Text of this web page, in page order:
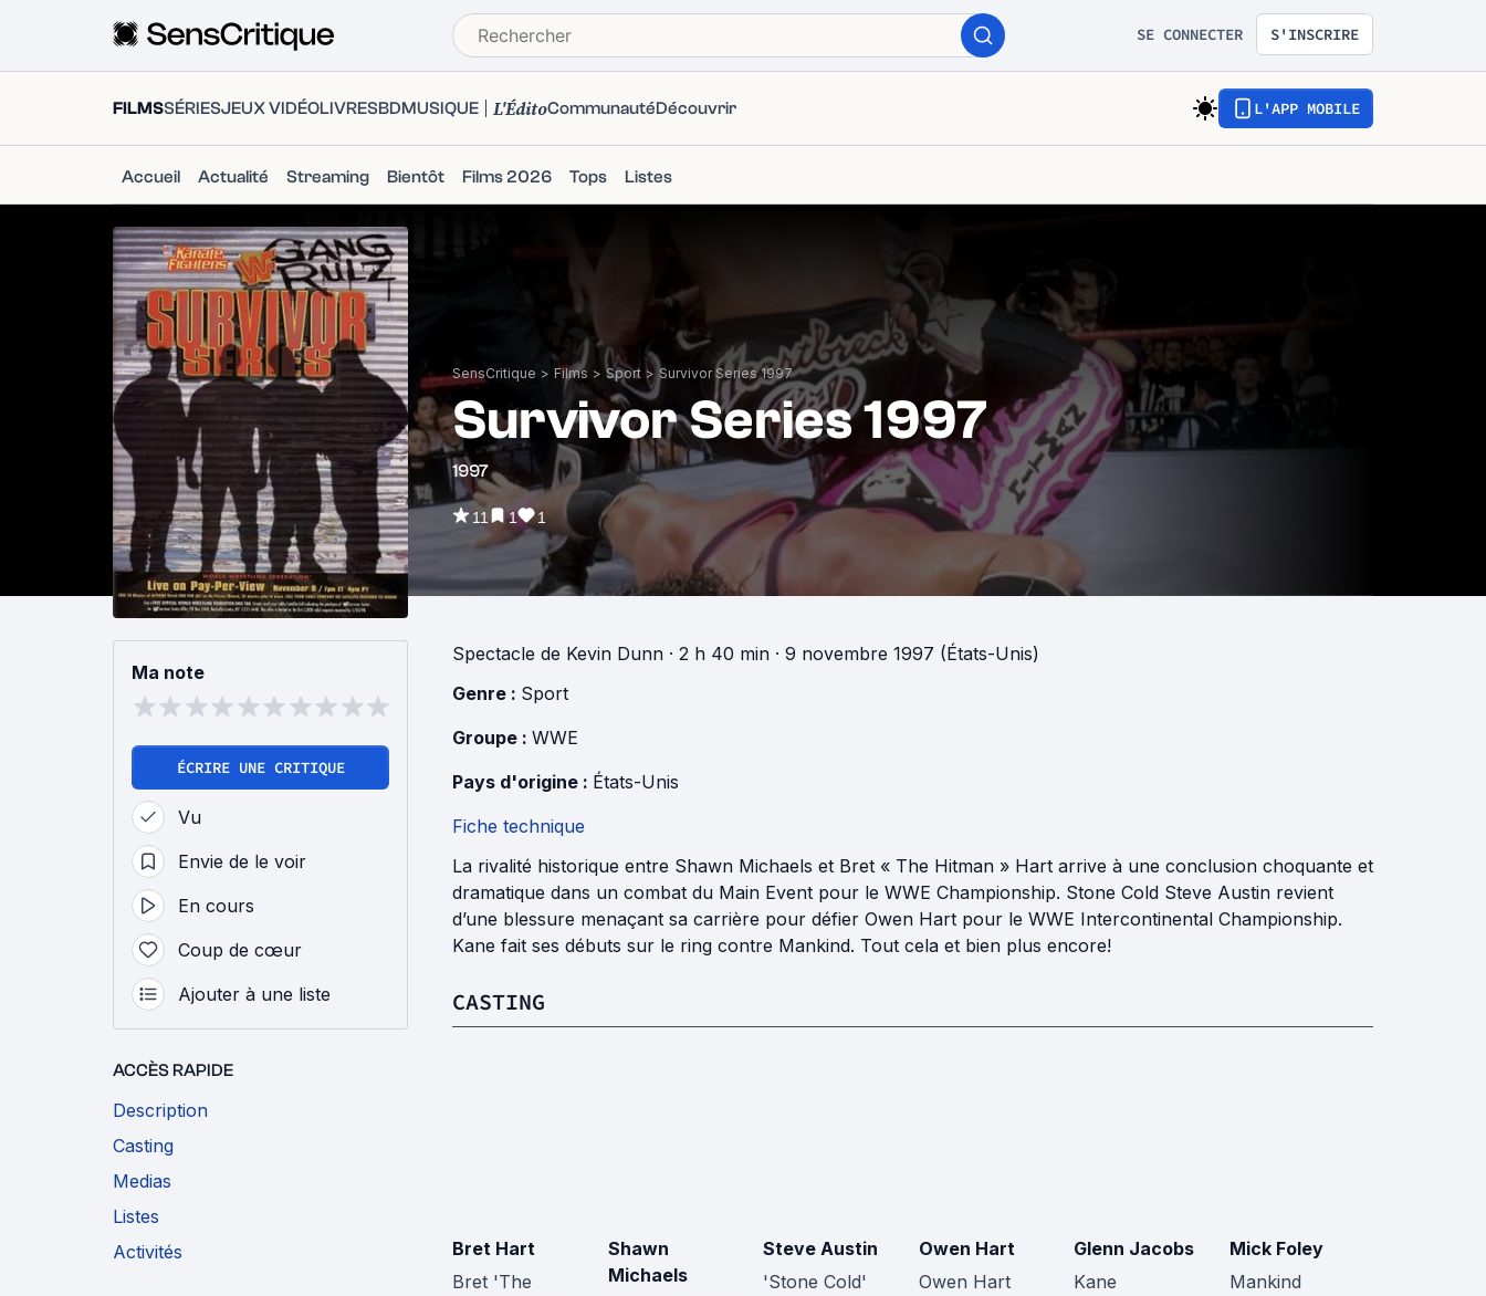
SE CONNECTER S'INSCRIRE
FILMSSÉRIESJEUX VIDÉOLIVRESBDMUSIQUE L'ÉditoCommunautéDécouvrir L'APP MOBILE
Accueil Actualité Streaming Bientôt Films 2026 Tops Listes
SensCritique > Films > Sport > Survivor Series 1997
Survivor Series 1997
1997
11 1 1
Ma note
ÉCRIRE UNE CRITIQUE
Vu
Envie de le voir
En cours
Coup de cœur
Ajouter à une liste
ACCÈS RAPIDE
Description
Casting
Medias
Listes
Activités
Spectacle de Kevin Dunn · 2 h 40 min · 9 novembre 1997 (États-Unis)
Genre : Sport
Groupe : WWE
Pays d'origine : États-Unis
Fiche technique
La rivalité historique entre Shawn Michaels et Bret « The Hitman » Hart arrive à une conclusion choquante et
dramatique dans un combat du Main Event pour le WWE Championship. Stone Cold Steve Austin revient
d’une blessure menaçant sa carrière pour défier Owen Hart pour le WWE Intercontinental Championship.
Kane fait ses débuts sur le ring contre Mankind. Tout cela et bien plus encore!
CASTING
Bret Hart
Bret 'The
Shawn
Michaels
Steve Austin
'Stone Cold'
Owen Hart
Owen Hart
Glenn Jacobs
Kane
Mick Foley
Mankind